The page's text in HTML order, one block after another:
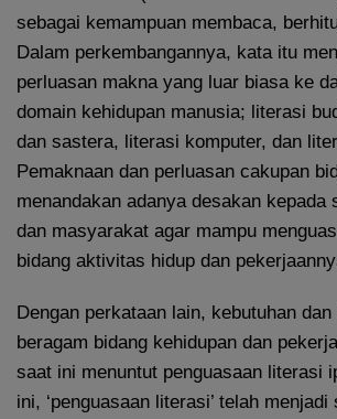
sebagai kemampuan membaca,
Dalam perkembangannya, kata itu
perluasan makna yang luar biasa ke
domain kehidupan manusia; literasi
dan sastera, literasi komputer, dan
Pemaknaan dan perluasan cakupan
menandakan adanya desakan kepada
dan masyarakat agar mampu
bidang aktivitas hidup dan
Dengan perkataan lain, kebutuhan
beragam bidang kehidupan dan
saat ini menuntut penguasaan literasi
ini, ‘penguasaan literasi’ telah